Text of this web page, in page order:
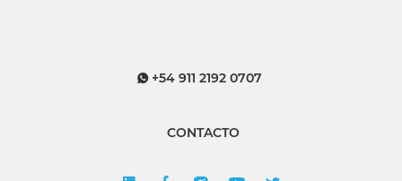
+54 911 2192 0707
CONTACTO